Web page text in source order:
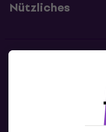
Nützliches